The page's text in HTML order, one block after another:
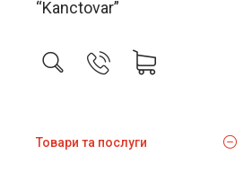
“Kanctovar”
Товари та послуги